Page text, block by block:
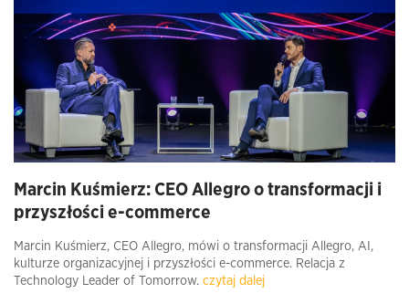
Marcin Kuśmierz: CEO Allegro o transformacji i
przyszłości e-commerce
Marcin Kuśmierz, CEO Allegro, mówi o transformacji Allegro, AI,
kulturze organizacyjnej i przyszłości e-commerce. Relacja z
Technology Leader of Tomorrow. czytaj dalej